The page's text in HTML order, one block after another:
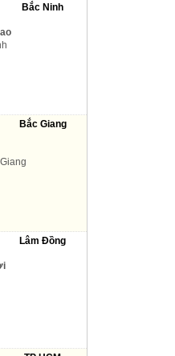
Bắc Ninh
Bắc Giang
Lâm Đồng